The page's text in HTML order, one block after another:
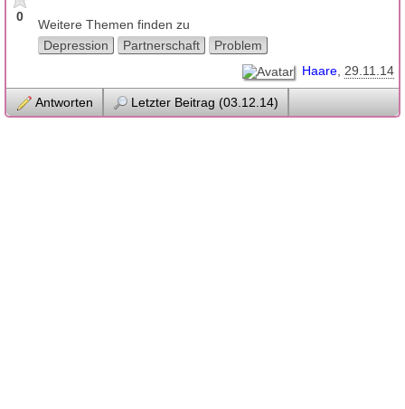
0
Weitere Themen finden zu
Depression
Partnerschaft
Problem
Haare 29.11.14
Antworten Letzter Beitrag (03.12.14)